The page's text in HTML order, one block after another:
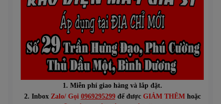
1. Miễn phí giao hàng và lắp đặt.
2. Inbox Zalo/ Gọi 0969295299để được GIẢM THÊMhoặc